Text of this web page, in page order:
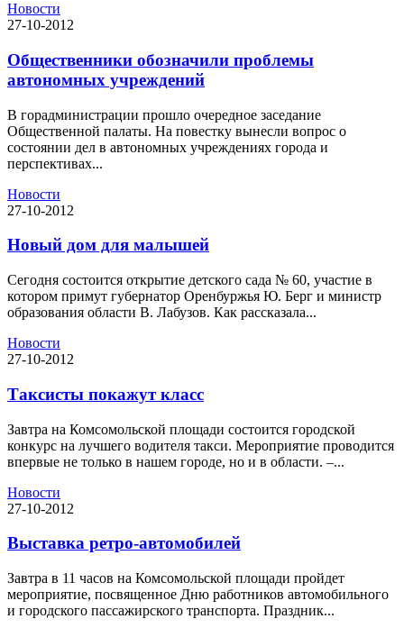
Новости
27-10-2012
Общественники обозначили проблемы
автономных учреждений
В горадминистрации прошло очередное заседание
Общественной палаты. На повестку вынесли вопрос о
состоянии дел в автономных учреждениях города и
перспективах...
Новости
27-10-2012
Новый дом для малышей
Сегодня состоится открытие детского сада № 60, участие в
котором примут губернатор Оренбуржья Ю. Берг и министр
образования области В. Лабузов. Как рассказала...
Новости
27-10-2012
Таксисты покажут класс
Завтра на Комсомольской площади состоится городской
конкурс на лучшего водителя такси. Мероприятие проводится
впервые не только в нашем городе, но и в области. –...
Новости
27-10-2012
Выставка ретро-автомобилей
Завтра в 11 часов на Комсомольской площади пройдет
мероприятие, посвященное Дню работников автомобильного
и городского пассажирского транспорта. Праздник...